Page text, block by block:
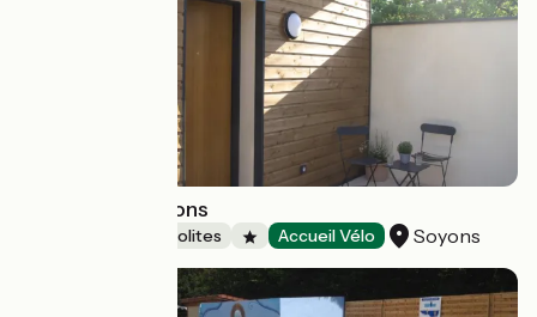
La Gare de Soyons
Hébergements insolites Accueil Vélo Soyons